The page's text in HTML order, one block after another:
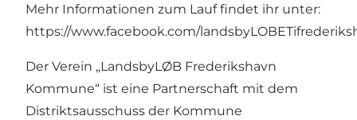
Mehr Informationen zum Lauf findet ihr unter:
https://www.facebook.com/
Der Verein „LandsbyLØB Frederikshavn
Kommune“ ist eine Partnerschaft mit dem
Distriktsausschuss der Kommune